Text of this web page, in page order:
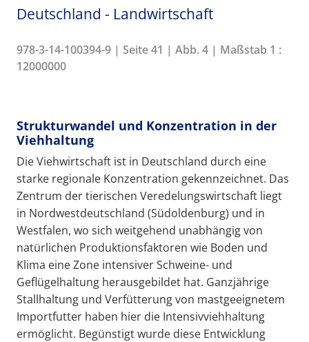
Deutschland - Landwirtschaft
978-3-14-100394-9 | Seite 41 | Abb. 4 | Maßstab 1 :
12000000
Strukturwandel und Konzentration in der
Viehhaltung
Die Viehwirtschaft ist in Deutschland durch eine
starke regionale Konzentration gekennzeichnet. Das
Zentrum der tierischen Veredelungswirtschaft liegt
in Nordwestdeutschland (Südoldenburg) und in
Westfalen, wo sich weitgehend unabhängig von
natürlichen Produktionsfaktoren wie Boden und
Klima eine Zone intensiver Schweine- und
Geflügelhaltung herausgebildet hat. Ganzjährige
Stallhaltung und Verfütterung von mastgeeignetem
Importfutter haben hier die Intensivviehhaltung
ermöglicht. Begünstigt wurde diese Entwicklung